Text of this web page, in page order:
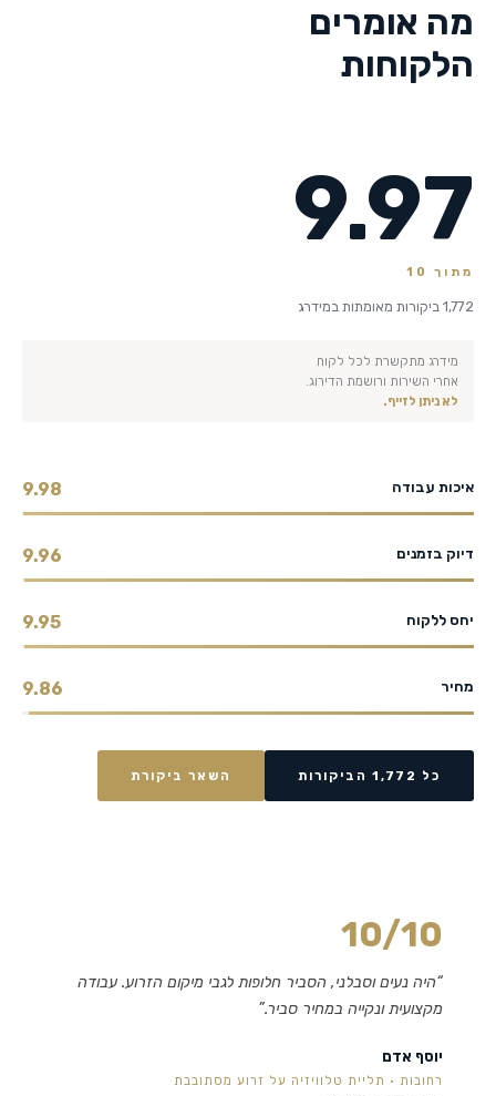
מה אומרים
הלקוחות
9.97
מתוך 10
1,772 ביקורות מאומתות במידרג
מידרג מתקשרת לכל לקוח
אחרי השירות ורושמת הדירוג.
לא ניתן לזייף.
איכות עבודה 9.98
דיוק בזמנים 9.96
יחס ללקוח 9.95
מחיר 9.86
כל 1,772 הביקורות השאר ביקורת
10/10
“היה נעים וסבלני, הסביר חלופות לגבי מיקום הזרוע. עבודה
מקצועית ונקייה במחיר סביר.”
יוסף אדם
רחובות · תליית טלוויזיה על זרוע מסתובבת